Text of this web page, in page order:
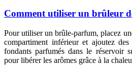
Comment utiliser un brûleur
Pour utiliser un brûle-parfum, placez
compartiment inférieur et ajoutez
fondants parfumés dans le réservoir
pour libérer les arômes grâce à la